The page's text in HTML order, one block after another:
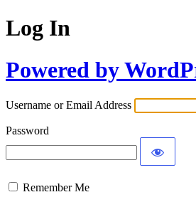
Log In
Powered by
Username or Email Address
Password
Remember Me